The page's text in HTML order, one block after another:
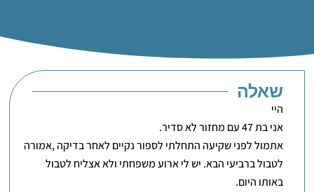
שאלה
היי
אני בת 47 עם מחזור לא סדיר.
אתמול לפני שקיעה התחלתי לספור נקיים לאחר בדיקה ,אמורה
לטבול ברביעי הבא. יש לי ארוע משפחתי ולא אצליח לטבול
באותו היום.